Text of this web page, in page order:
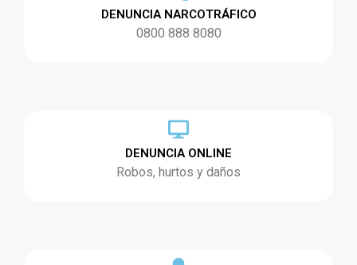
DENUNCIA NARCOTRÁFICO
0800 888 8080
DENUNCIA ONLINE
Robos, hurtos y daños